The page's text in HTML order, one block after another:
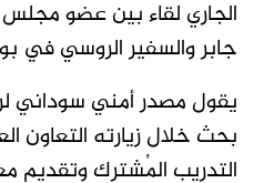
الجاري لقاء بين عضو مجلس
جابر والسفير الروسي في
بحث خلال زيارته التعاون
التدريب المُشترك وتقديم